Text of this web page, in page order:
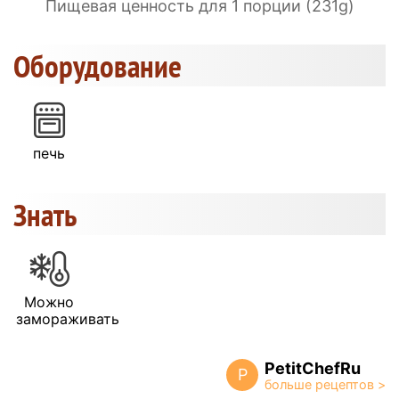
Пищевая ценность для 1 порции (231g)
Оборудование
печь
Знать
Можно
замораживать
P PetitChefRu